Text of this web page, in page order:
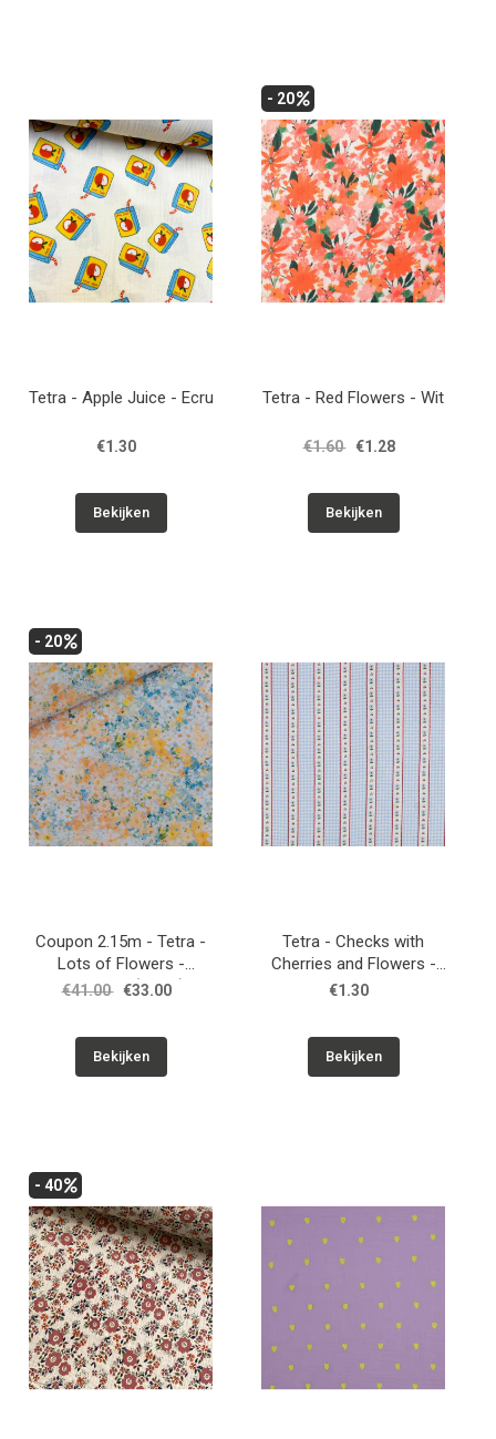
Tetra - Apple Juice - Ecru
€1.30
Bekijken
- 20
Tetra - Red Flowers - Wit
€1.60 €1.28
Bekijken
- 20
Coupon 2.15m - Tetra -
Lots of Flowers -
Multicolor (SYAS)
€41.00 €33.00
Bekijken
Tetra - Checks with
Cherries and Flowers -
Blauw
€1.30
Bekijken
- 40